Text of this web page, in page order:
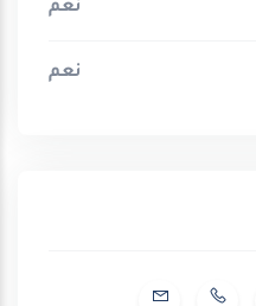
نعم
نعم